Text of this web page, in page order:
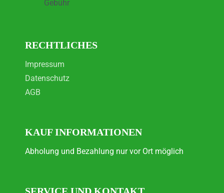
Gebühr
RECHTLICHES
Impressum
Datenschutz
AGB
KAUF INFORMATIONEN
Abholung und Bezahlung nur vor Ort möglich